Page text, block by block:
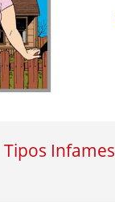
Tipos Infames